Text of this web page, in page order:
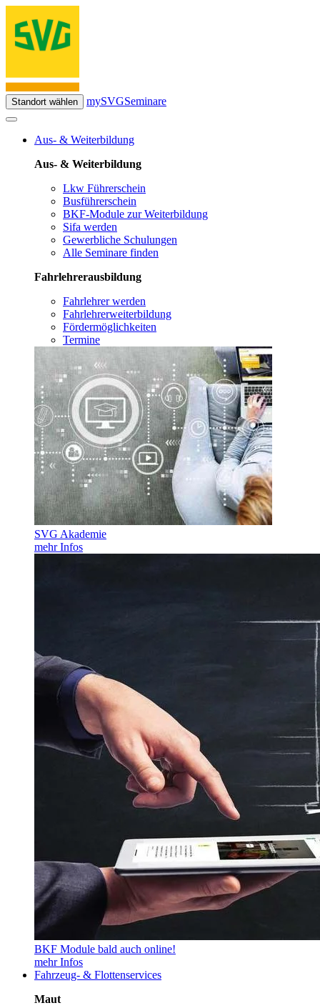
Standort wählen mySVGSeminare
Aus- & Weiterbildung
Aus- & Weiterbildung
Lkw Führerschein
Busführerschein
BKF-Module zur Weiterbildung
Sifa werden
Gewerbliche Schulungen
Alle Seminare finden
Fahrlehrerausbildung
Fahrlehrer werden
Fahrlehrerweiterbildung
Fördermöglichkeiten
Termine
SVG Akademie
mehr Infos
BKF Module bald auch online!
mehr Infos
Fahrzeug- & Flottenservices
Maut